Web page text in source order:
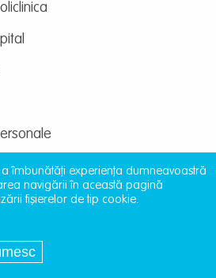
providentamedical.ro
îmbunătăți experiența dumneavoastră
navigării în această pagină
fișierelor de tip cookie.